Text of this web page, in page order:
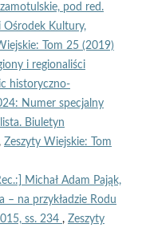
pod red.
Ośrodek Kultury,
Tom 25 (2019)
i regionaliści
historyczno-
Numer specjalny
Biuletyn
Zeszyty Wiejskie: Tom
Michał Adam Pająk,
– na przykładzie Rodu
ss. 234 , Zeszyty